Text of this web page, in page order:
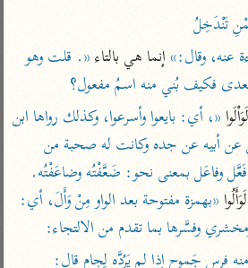
اشترك
•تليجرام •تويتر
• عن الباحث القرآني
تَنْدَخِلُ
عنه، وقال:» إنما هي بالتاء
«. قلت وهو
فكيف بُني منه اسمُ مفعول؟
لَوَاْلَوا
لَوَأَلُوا
وفسَّرها بما تقدم من الالتجاء:
فرس جَموح إذا لم يَرُدَّه لِجام قال: